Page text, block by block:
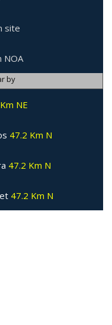
site
NOA
by
NE
47.2 Km N
47.2 Km N
47.2 Km N